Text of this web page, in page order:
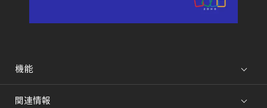
機能
関連情報